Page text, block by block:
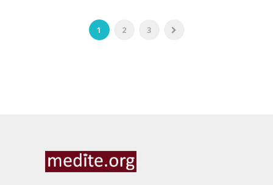
1 2 3